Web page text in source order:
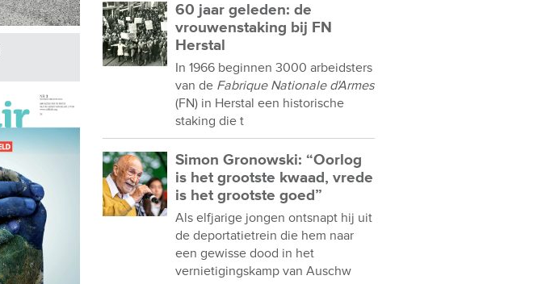
60 jaar geleden: de
vrouwenstaking bij FN
Herstal
In 1966 beginnen 3000 arbeidsters
van de Fabrique Nationale d'Armes
(FN) in Herstal een historische
staking die t
Simon Gronowski: “Oorlog
is het grootste kwaad, vrede
is het grootste goed”
Als elfjarige jongen ontsnapt hij uit
de deportatietrein die hem naar
een gewisse dood in het
vernietigingskamp van Auschw